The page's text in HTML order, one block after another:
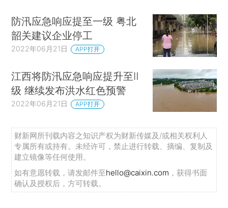
防汛应急响应提至一级 粤北
韶关建议企业停工
2022年06月21日 APP打开
江西将防汛应急响应提升至Ⅱ
级 继续发布洪水红色预警
2022年06月21日 APP打开
财新网所刊载内容之知识产权为财新传媒及/或相关权利人
专属所有或持有。未经许可，禁止进行转载、摘编、复制及
建立镜像等任何使用。
如有意愿转载，请发邮件至hello@caixin.com ，获得书面
确认及授权后，方可转载。